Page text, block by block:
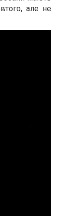
але не